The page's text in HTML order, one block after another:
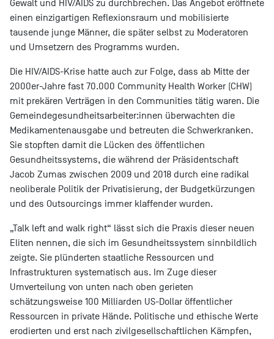
Gewalt und HIV/AIDS zu durchbrechen. Das Angebot eröffnete
einen einzigartigen Reflexionsraum und mobilisierte
tausende junge Männer, die später selbst zu Moderatoren
und Umsetzern des Programms wurden.
Die HIV/AIDS-Krise hatte auch zur Folge, dass ab Mitte der
2000er-Jahre fast 70.000 Community Health Worker (CHW)
mit prekären Verträgen in den Communities tätig waren. Die
Gemeindegesundheitsarbeiter:innen überwachten die
Medikamentenausgabe und betreuten die Schwerkranken.
Sie stopften damit die Lücken des öffentlichen
Gesundheitssystems, die während der Präsidentschaft
Jacob Zumas zwischen 2009 und 2018 durch eine radikal
neoliberale Politik der Privatisierung, der Budgetkürzungen
und des Outsourcings immer klaffender wurden.
„Talk left and walk right“ lässt sich die Praxis dieser neuen
Eliten nennen, die sich im Gesundheitssystem sinnbildlich
zeigte. Sie plünderten staatliche Ressourcen und
Infrastrukturen systematisch aus. Im Zuge dieser
Umverteilung von unten nach oben gerieten
schätzungsweise 100 Milliarden US-Dollar öffentlicher
Ressourcen in private Hände. Politische und ethische Werte
erodierten und erst nach zivilgesellschaftlichen Kämpfen,